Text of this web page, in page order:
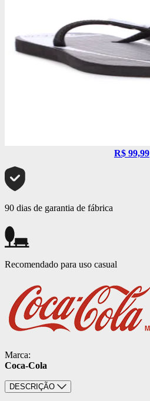
R$ 99,99
90 dias de garantia de fábrica
Recomendado para uso casual
Marca:
Coca-Cola
DESCRIÇÃO